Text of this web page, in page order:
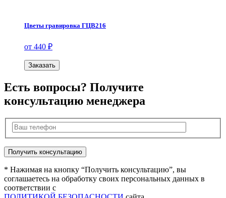
Цветы гравировка ГЦВ216
от 440 ₽
Заказать
Есть вопросы? Получите
консультацию менеджера
* Нажимая на кнопку “Получить консультацию”, вы
соглашаетесь на обработку своих персональных данных в
соответствии с